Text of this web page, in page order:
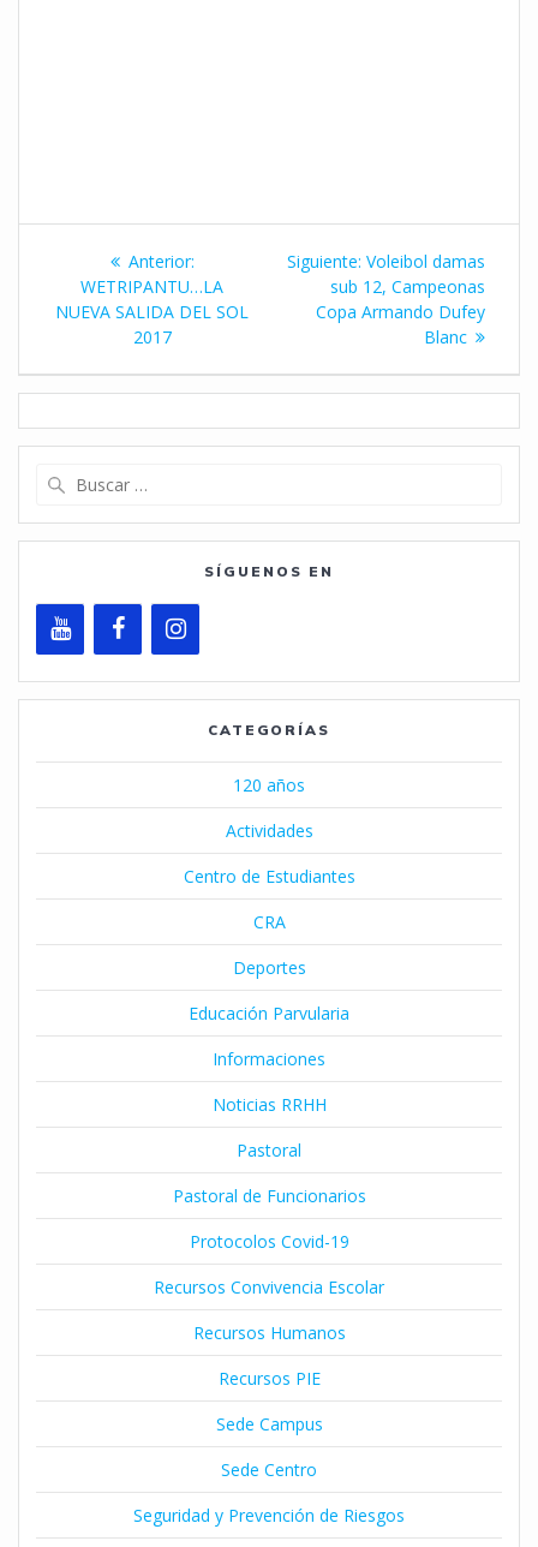
Navegación
de
entradas
Anterior:Entrada
anterior:
WETRIPANTU…LA
NUEVA SALIDA DEL SOL
2017
Siguiente: Siguiente
entrada:
Voleibol damas
sub 12, Campeonas
Copa Armando Dufey
Blanc
SÍGUENOS EN
CATEGORÍAS
120 años
Actividades
Centro de Estudiantes
CRA
Deportes
Educación Parvularia
Informaciones
Noticias RRHH
Pastoral
Pastoral de Funcionarios
Protocolos Covid-19
Recursos Convivencia Escolar
Recursos Humanos
Recursos PIE
Sede Campus
Sede Centro
Seguridad y Prevención de Riesgos